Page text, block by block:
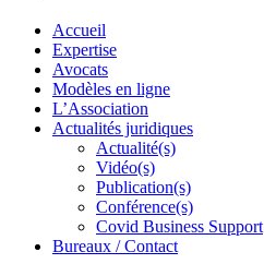
Accueil
Expertise
Avocats
Modèles en ligne
L’Association
Actualités juridiques
Actualité(s)
Vidéo(s)
Publication(s)
Conférence(s)
Covid Business Support
Bureaux / Contact